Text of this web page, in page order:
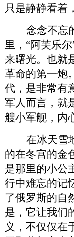
只是静静看着
念念不忘
里， “阿芙乐
来曙光。 也就
革命的第一炮
代，是非常有
军人而言，就
艘小军舰，内
在冰天雪
的在冬宫的金
是那里的小公
行中难忘的记
了俄罗斯的自
是，它让我们
义，不仅仅在